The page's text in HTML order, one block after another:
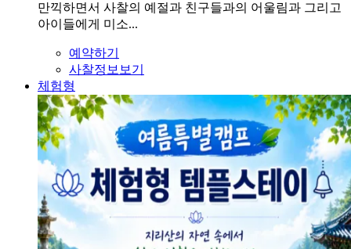
만끽하면서 사찰의 예절과 친구들과의 어울림과 그리고
아이들에게 미소...
예약하기
사찰정보보기
체험형